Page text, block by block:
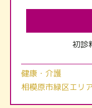
初診
健康・介護
相模原市緑区エリ